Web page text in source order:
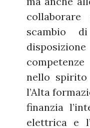
scambio
nello
l’Alta
finanzia
elettrica e